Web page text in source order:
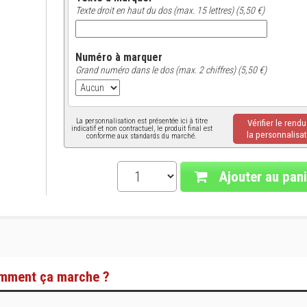
Texte droit en haut du dos (max. 15 lettres) (5,50 €)
Numéro à marquer
Grand numéro dans le dos (max. 2 chiffres) (5,50 €)
La personnalisation est présentée ici à titre
indicatif et non contractuel, le produit final est
conforme aux standards du marché.
Vérifier le
la
Ajouter au
ça marche ?